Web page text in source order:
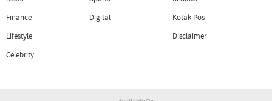
Finance
Lifestyle
Celebrity
Digital
Kotak Pos
Disclaimer